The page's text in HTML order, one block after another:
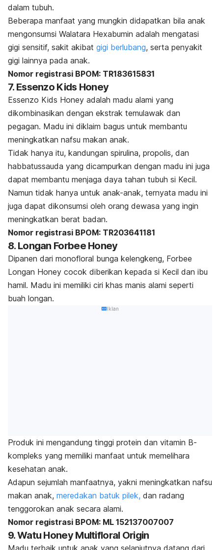
dalam tubuh.
Beberapa manfaat yang mungkin didapatkan bila anak
mengonsumsi Walatara Hexabumin adalah mengatasi
gigi sensitif, sakit akibat gigi berlubang, serta penyakit
gigi lainnya pada anak.
Nomor registrasi BPOM: TR183615831
7. Essenzo Kids Honey
Essenzo Kids Honey adalah madu alami yang
dikombinasikan dengan ekstrak temulawak dan
pegagan. Madu ini diklaim bagus untuk membantu
meningkatkan nafsu makan anak.
Tidak hanya itu, kandungan spirulina, propolis, dan
habbatussauda yang dicampurkan dengan madu ini juga
dapat membantu menjaga daya tahan tubuh si Kecil.
Namun tidak hanya untuk anak-anak, ternyata madu ini
juga dapat dikonsumsi oleh orang dewasa yang ingin
meningkatkan berat badan.
Nomor registrasi BPOM: TR203641181
8. Longan Forbee Honey
Dipanen dari monofloral bunga kelengkeng, Forbee
Longan Honey cocok diberikan kepada si Kecil dan ibu
hamil. Madu ini memiliki ciri khas manis alami seperti
buah longan.
Iklan
Produk ini mengandung tinggi protein dan vitamin B-
kompleks yang memiliki manfaat untuk memelihara
kesehatan anak.
Adapun sejumlah manfaatnya, yakni meningkatkan nafsu
makan anak, meredakan batuk pilek, dan radang
tenggorokan anak secara alami.
Nomor registrasi BPOM: ML 152137007007
9. Watu Honey Multifloral Origin
Madu terbaik untuk anak yang selanjutnya datang dari